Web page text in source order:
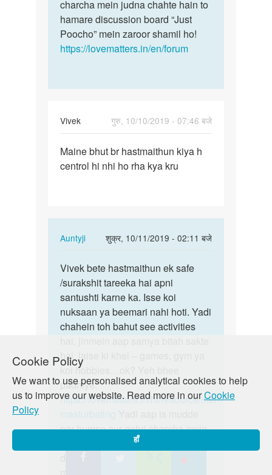
Cookie Policy
We want to use personalised analytical cookies to help
us to improve our website. Read more in ourCookie
Policy
हाँ
charcha mein judna chahte hain to
hamare discussion board “Just
Poocho” mein zaroor shamil ho!
https://lovematters.in/en/forum
Vivek
गुरु, 10/10/2019 - 07:46 बजे
Maine
bhut
Maine bhut br hastmaithun kiya h
centrol hi nhi ho rha kya kru
Auntyji
शुक्र, 10/11/2019 - 02:11 बजे
In
to
Maine
bhut
br
hastmaithun…
Vivek
bete
hastmaithun
ek…
Vivek bete hastmaithun ek safe
/surakshit tareeka hai apni
santushti karne ka. Isse koi
nuksaan ya beemari nahi hoti. Yadi
chahein toh bahut see activities
hai. jaise ki khel – games, gym ya
koi hobbies…ok? Yeh bhee
padhiye:
https://lovematters.in/hi/resource/men-
par humse aur gehri charcha mein
judna chahte hain to hamare
discussion board “Just Poocho”